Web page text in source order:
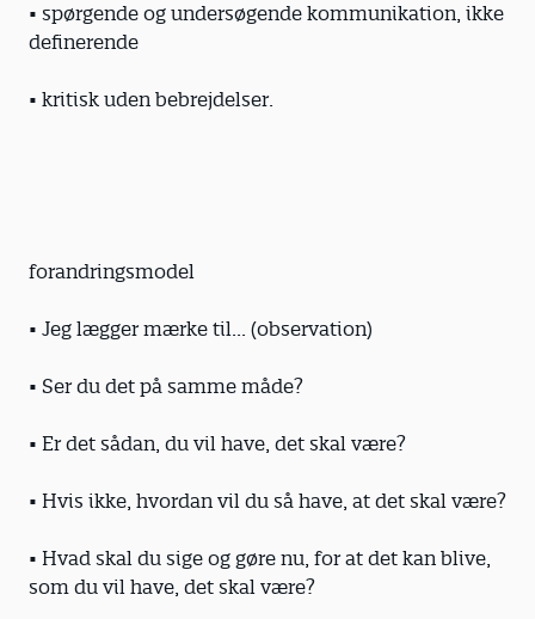
• spørgende og undersøgende kommunikation, ikke
definerende
• kritisk uden bebrejdelser.
forandringsmodel
• Jeg lægger mærke til... (observation)
• Ser du det på samme måde?
• Er det sådan, du vil have, det skal være?
• Hvis ikke, hvordan vil du så have, at det skal være?
• Hvad skal du sige og gøre nu, for at det kan blive,
som du vil have, det skal være?